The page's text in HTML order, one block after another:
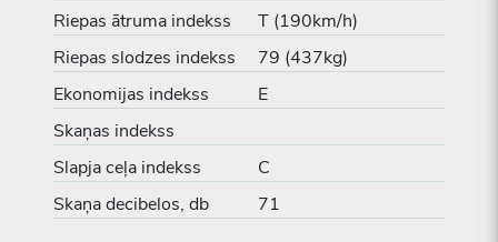
Riepas ātruma indekss
T (190km/h)
Riepas slodzes indekss
79 (437kg)
Ekonomijas indekss
E
Skaņas indekss
Slapja ceļa indekss
C
Skaņa decibelos, db
71